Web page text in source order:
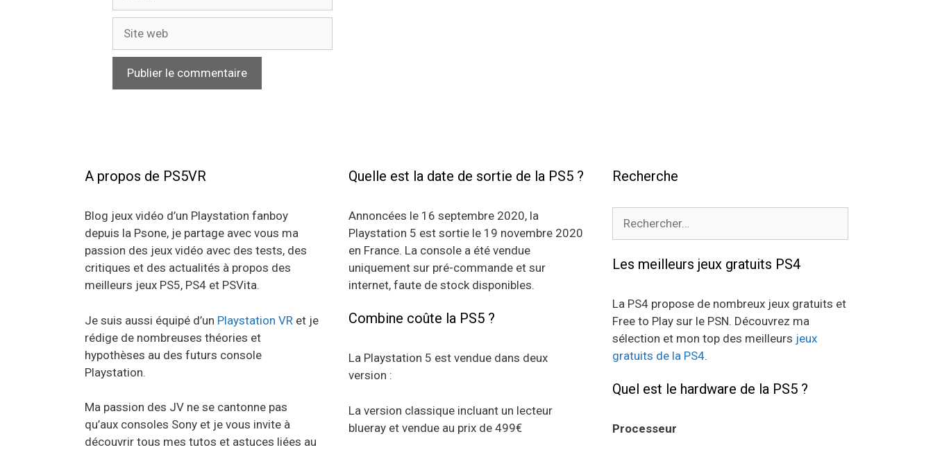
A propos de PS5VR
Blog jeux vidéo d’un Playstation fanboy
depuis la Psone, je partage avec vous ma
passion des jeux vidéo avec des tests, des
critiques et des actualités à propos des
meilleurs jeux PS5, PS4 et PSVita.
Je suis aussi équipé d’un Playstation VR et je
rédige de nombreuses théories et
hypothèses au des futurs console
Playstation.
Ma passion des JV ne se cantonne pas
qu’aux consoles Sony et je vous invite à
découvrir tous mes tutos et astuces liées au
Quelle est la date de sortie de la PS5 ?
Annoncées le 16 septembre 2020, la
Playstation 5 est sortie le 19 novembre 2020
en France. La console a été vendue
uniquement sur pré-commande et sur
internet, faute de stock disponibles.
Combine coûte la PS5 ?
La Playstation 5 est vendue dans deux
version :
La version classique incluant un lecteur
blueray et vendue au prix de 499€
Recherche
Les meilleurs jeux gratuits PS4
La PS4 propose de nombreux jeux gratuits et
Free to Play sur le PSN. Découvrez ma
sélection et mon top des meilleurs jeux
gratuits de la PS4.
Quel est le hardware de la PS5 ?
Processeur